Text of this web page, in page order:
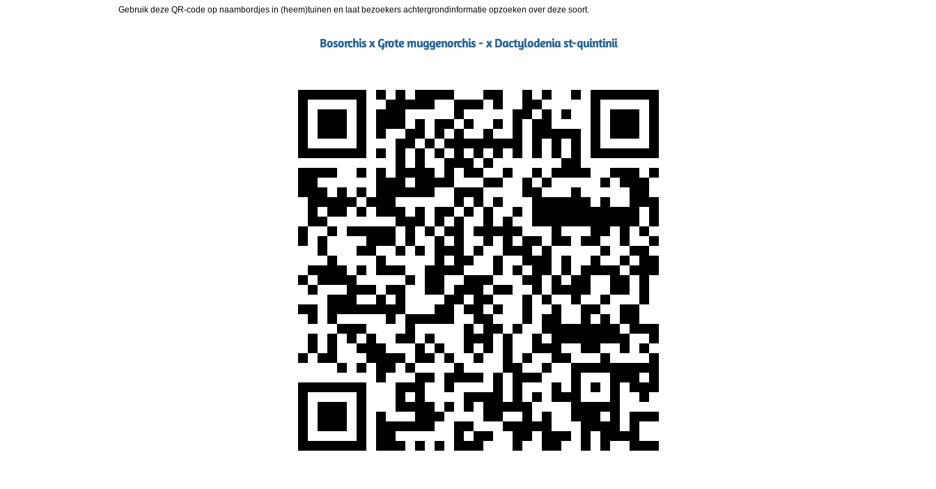
Gebruik deze QR-code op naambordjes in (heem)tuinen en laat bezoekers achtergrondinformatie opzoeken over deze soort.
Bosorchis x Grote muggenorchis - x Dactylodenia st-quintinii